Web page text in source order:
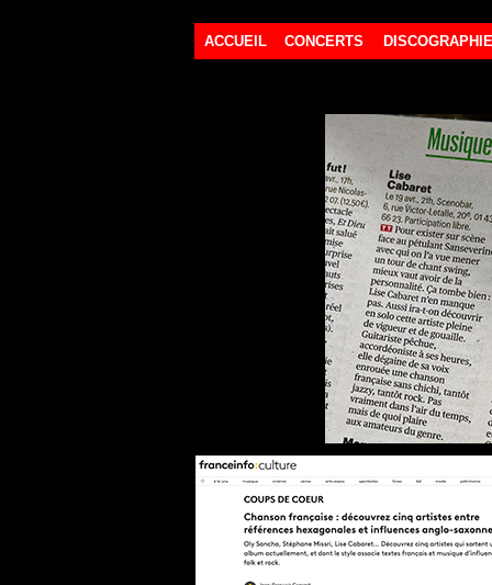
ACCUEIL CONCERTS DISCOGRAPHIE